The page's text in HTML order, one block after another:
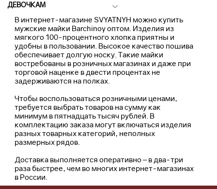
ДЕВОЧКАМ
В интернет-магазине SVYATNYH можно купить
мужские майки Barchinoy оптом. Изделия из
мягкого 100-процентного хлопка приятны и
удобны в пользовании. Высокое качество пошива
обеспечивает долгую носку. Такие майки
востребованы в розничных магазинах и даже при
торговой наценке в двести процентах не
задерживаются на полках.
Чтобы воспользоваться розничными ценами,
требуется выбрать товаров на сумму как
минимум в пятнадцать тысяч рублей. В
комплектацию заказа могут включаться изделия
разных товарных категорий, неполных
размерных рядов.
Доставка выполняется оперативно – в два-три
раза быстрее, чем во многих интернет-магазинах
в России.